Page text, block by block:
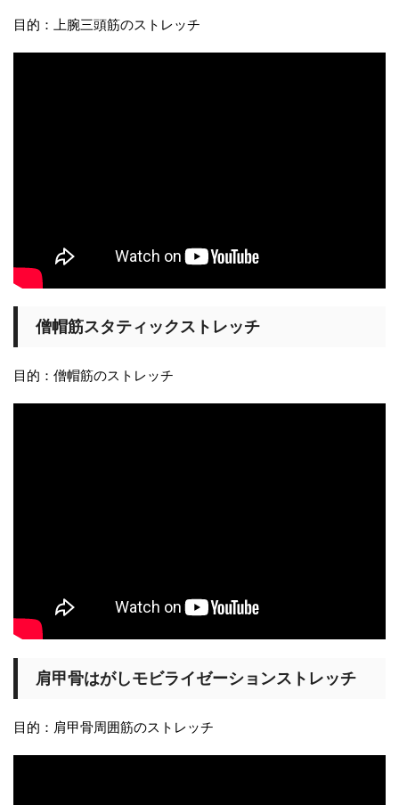
目的：上腕三頭筋のストレッチ
僧帽筋スタティックストレッチ
目的：僧帽筋のストレッチ
肩甲骨はがしモビライゼーションストレッチ
目的：肩甲骨周囲筋のストレッチ